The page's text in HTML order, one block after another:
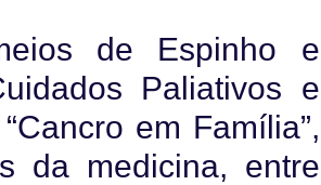
de Espinho e
Paliativos e
em Família”,
da medicina, entre